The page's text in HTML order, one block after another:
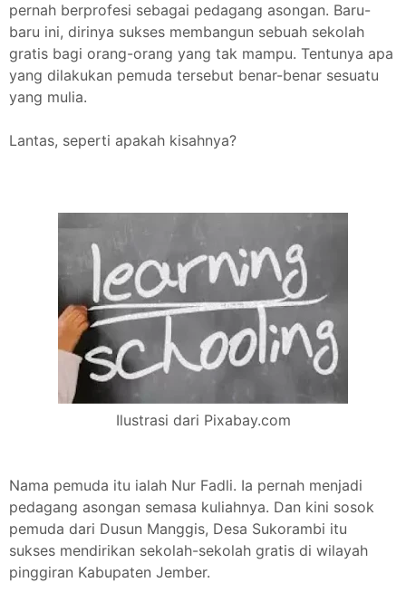
pernah berprofesi sebagai pedagang asongan. Baru-
baru ini, dirinya sukses membangun sebuah sekolah
gratis bagi orang-orang yang tak mampu. Tentunya apa
yang dilakukan pemuda tersebut benar-benar sesuatu
yang mulia.
Lantas, seperti apakah kisahnya?
Ilustrasi dari Pixabay.com
Nama pemuda itu ialah Nur Fadli. Ia pernah menjadi
pedagang asongan semasa kuliahnya. Dan kini sosok
pemuda dari Dusun Manggis, Desa Sukorambi itu
sukses mendirikan sekolah-sekolah gratis di wilayah
pinggiran Kabupaten Jember.